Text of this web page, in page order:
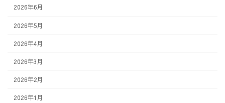
2026年6月
2026年5月
2026年4月
2026年3月
2026年2月
2026年1月